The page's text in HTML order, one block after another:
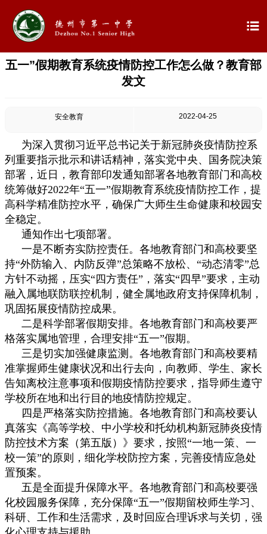

五一”假期教育系统疫情防控工作怎么做？教育部
发文
安全教育 2022-04-25
为深入贯彻习近平总书记关于新冠肺炎疫情防控系
列重要指示批示和讲话精神，落实党中央、国务院决策
部署，近日，教育部印发通知部署各地教育部门和高校
统筹做好2022年“五一”假期教育系统疫情防控工作，提
高科学精准防控水平，确保广大师生生命健康和校园安
全稳定。
通知作出七项部署。
一是不断夯实防控责任。各地教育部门和高校要坚
持“外防输入、内防反弹”总策略不放松、“动态清零”总
方针不动摇，压实“四方责任”，落实“四早”要求，主动
融入属地联防联控机制，健全属地政府支持保障机制，
巩固拓展疫情防控成果。
二是科学部署假期安排。各地教育部门和高校要严
格落实属地管理，合理安排“五一”假期。
三是切实加强健康监测。各地教育部门和高校要精
准掌握师生健康状况和出行去向，向教师、学生、家长
告知离校注意事项和假期疫情防控要求，指导师生遵守
学校所在地和出行目的地疫情防控规定。
四是严格落实防控措施。各地教育部门和高校要认
真落实《高等学校、中小学校和托幼机构新冠肺炎疫情
防控技术方案（第五版）》要求，按照“一地一策、一
校一策”的原则，细化学校防控方案，完善疫情应急处
置预案。
五是全面提升保障水平。各地教育部门和高校要强
化校园服务保障，充分保障“五一”假期留校师生学习、
科研、工作和生活需求，及时回应合理诉求与关切，强
 首页
 教学教研
 最新公告
 校园新闻
 科学技术实验校